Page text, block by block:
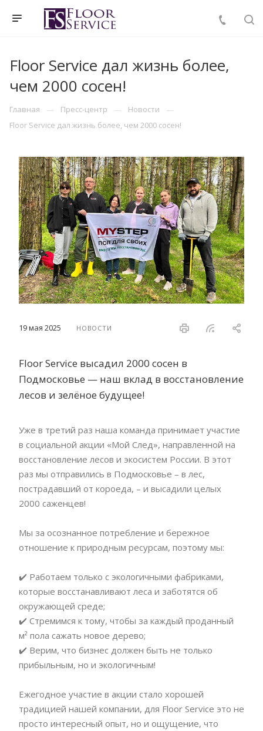
Floor Service дал жизнь более,
чем 2000 сосен!
Главная Пресс-центр
Новости
Floor Service дал жизнь более, чем 2000 сосен!
19 мая 2025 НОВОСТИ
Floor Service высадил 2000 сосен в
Подмосковье — наш вклад в восстановление
лесов и зелёное будущее!
Уже в третий раз наша команда принимает участие
в социальной акции «Мой След», направленной на
восстановление лесов и экосистем России. В этот
раз мы отправились в Подмосковье – в лес,
пострадавший от короеда, – и высадили целых
2000 саженцев!
Мы за осознанное потребление и бережное
отношение к природным ресурсам, поэтому мы:
✔️ Работаем только с экологичными фабриками,
которые восстанавливают леса и заботятся об
окружающей среде;
✔️ Стремимся к тому, чтобы за каждый проданный
м² пола сажать новое дерево;
✔️ Верим, что бизнес должен быть не только
прибыльным, но и экологичным!
Ежегодное участие в акции стало хорошей
традицией нашей компании, для Floor Service это не
просто интересный опыт, но и ощущение, что